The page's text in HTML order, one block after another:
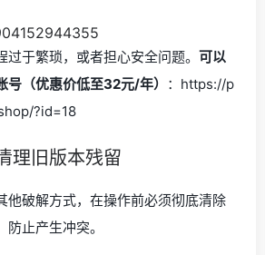
于繁琐，或者担心安全问题。 可以
号（优惠价低至32元/年） ：https://p
?id=18
理旧版本残留
他破解方式，在操作前必须彻底清除
防止产生冲突。